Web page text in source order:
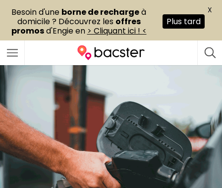
Besoin d'une borne de rechargeà
domicile ? Découvrez les offres
promosd'Engie en > Cliquant ici ! <
Plus tard
X